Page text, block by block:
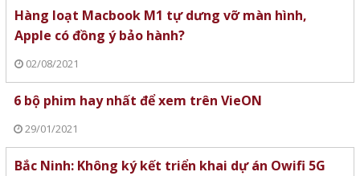
Hàng loạt Macbook M1 tự dưng vỡ màn hình,
Apple có đồng ý bảo hành?
02/08/2021
6 bộ phim hay nhất để xem trên VieON
29/01/2021
Bắc Ninh: Không ký kết triển khai dự án Owifi 5G